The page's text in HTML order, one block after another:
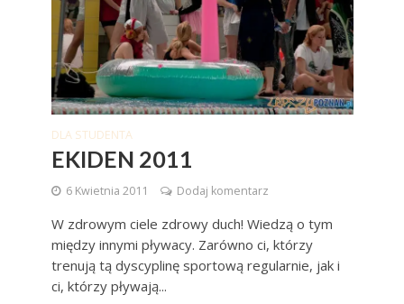
DLA STUDENTA
EKIDEN 2011
6 Kwietnia 2011 Dodaj komentarz
W zdrowym ciele zdrowy duch! Wiedzą o tym
między innymi pływacy. Zarówno ci, którzy
trenują tą dyscyplinę sportową regularnie, jak i
ci, którzy pływają...